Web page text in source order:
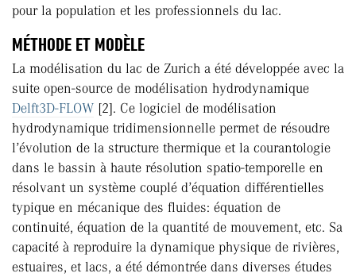
pour la population et les professionnels du lac.
MÉTHODE ET MODÈLE
La modélisation du lac de Zurich a été développée avec la
suite open-source de modélisation hydrodynamique
Delft3D-FLOW [2]. Ce logiciel de modélisation
hydrodynamique tridimensionnelle permet de résoudre
l’évolution de la structure thermique et la courantologie
dans le bassin à haute résolution spatio-temporelle en
résolvant un système couplé d’équation différentielles
typique en mécanique des fluides: équation de
continuité, équation de la quantité de mouvement, etc. Sa
capacité à reproduire la dynamique physique de rivières,
estuaires, et lacs, a été démontrée dans diverses études